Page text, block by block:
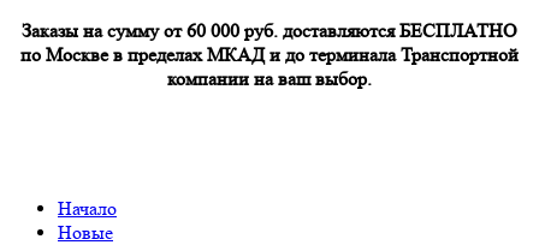
Заказы на сумму от 60 000 руб. доставляются БЕСПЛАТНО
по Москве в пределах МКАД и до терминала Транспортной
компании на ваш выбор.
Начало
Новые